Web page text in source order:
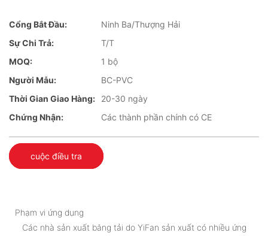
Cổng Bắt Đầu:
Ninh Ba/Thượng Hải
Sự Chi Trả:
T/T
MOQ:
1 bộ
Người Mẫu:
BC-PVC
Thời Gian Giao Hàng:
20-30 ngày
Chứng Nhận:
Các thành phần chính có CE
cuộc điều tra
Phạm vi ứng dụng
Các nhà sản xuất băng tải do YiFan sản xuất có nhiều ứng